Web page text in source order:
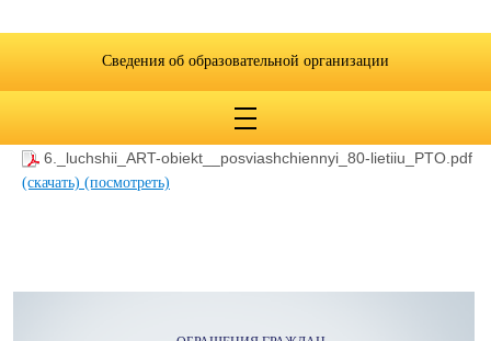
образования
6._luchshii_ART-obiekt__posviashchiennyi_80-lietiiu_PTO.pdf
(скачать) (посмотреть)
Сведения об образовательной организации